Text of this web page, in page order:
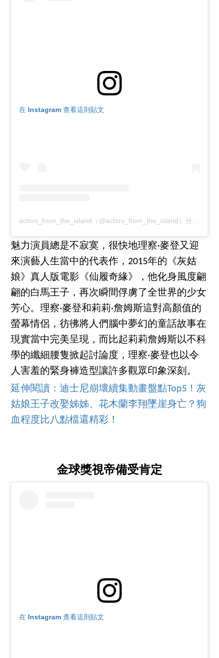
在 Instagram 查看這則貼文
actors_from_the_island（@actors_from_the_island）分享的貼文
魅力演員總是不寂寞，很快地理察·麥登又迎
來演藝人生當中的代表作，2015年的《灰姑
娘》真人版電影《仙履奇緣》，他化身風度翩
翩的白馬王子，再次瞬間俘虜了全世界的少女
芳心。理察·麥登和莉莉·詹姆斯這對高顏值的
螢幕情侶，彷彿將人們腦中夢幻的童話故事在
現實當中完美呈現，而比起莉莉詹姆斯以不科
學的纖細腰隻掀起討論度，理察·麥登也以令
人害羞的緊身褲造型讓許多觀眾印象深刻。
延伸閱讀：迪士尼崩壞續集動畫盤點Top5！灰
姑娘王子改娶姊姊、花木蘭李翔墜崖身亡？狗
血程度比八點檔還精彩！
金球獎視帝備受肯定
在 Instagram 查看這則貼文